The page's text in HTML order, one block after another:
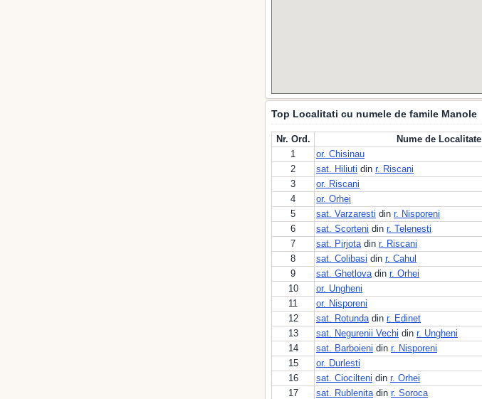
Top Localitati cu numele de famile Manole
Nr. Ord. Nume de Localitate
1
or. Chisinau
2
sat. Hiliuti din r. Riscani
3
or. Riscani
4
or. Orhei
5
sat. Varzaresti din r. Nisporeni
6
sat. Scorteni din r. Telenesti
7
sat. Pirjotadin r. Riscani
8
sat. Colibasi din r. Cahul
9
sat. Ghetlovadin r. Orhei
10
or. Ungheni
11
or. Nisporeni
12
sat. Rotundadin r. Edinet
13
sat. Negurenii Vechi din r. Ungheni
14
sat. Barboieni din r. Nisporeni
15
or. Durlesti
16
sat. Ciocilteni din r. Orhei
17
sat. Rublenitadin r. Soroca